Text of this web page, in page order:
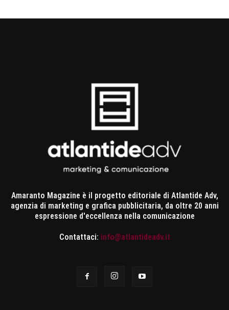
Amaranto Magazine è il progetto editoriale di Atlantide Adv,
agenzia di marketing e grafica pubblicitaria, da oltre 20 anni
espressione d'eccellenza nella comunicazione
Contattaci: info@atlantideadv.it